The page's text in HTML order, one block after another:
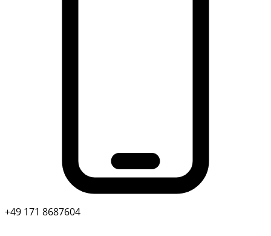
+49 171 8687604